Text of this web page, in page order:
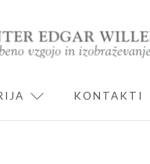
MENU
EXPAND CHILD
KONTAKTI